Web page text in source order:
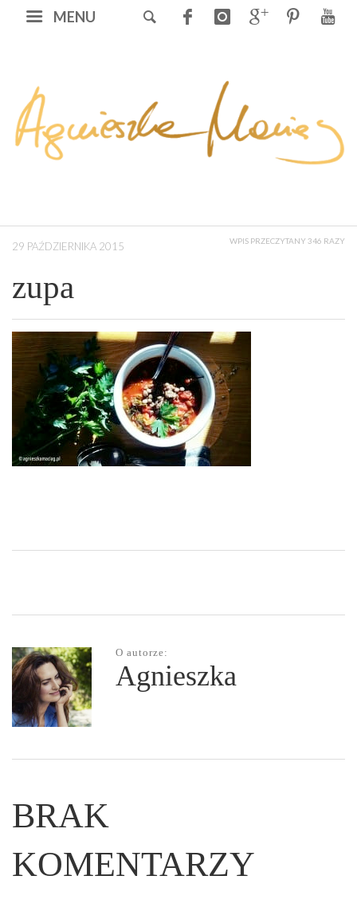
MENU
29 PAŹDZIERNIKA 2015 WPIS PRZECZYTANY 346 RAZY
zupa
O autorze:
Agnieszka
BRAK
KOMENTARZY